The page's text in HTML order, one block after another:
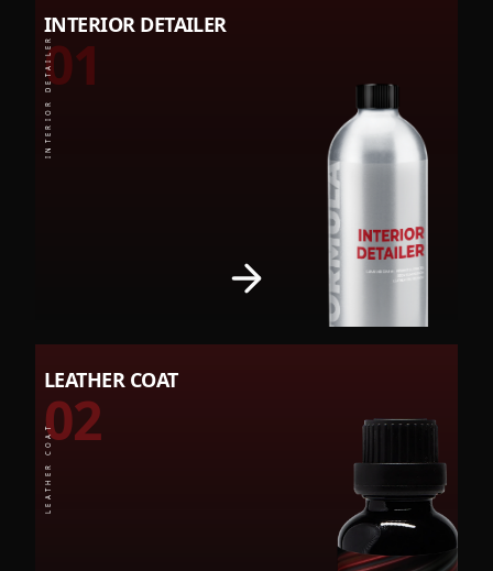
INTERIOR DETAILER
01
INTERIOR DETAILER
LEATHER COAT
02
LEATHER COAT